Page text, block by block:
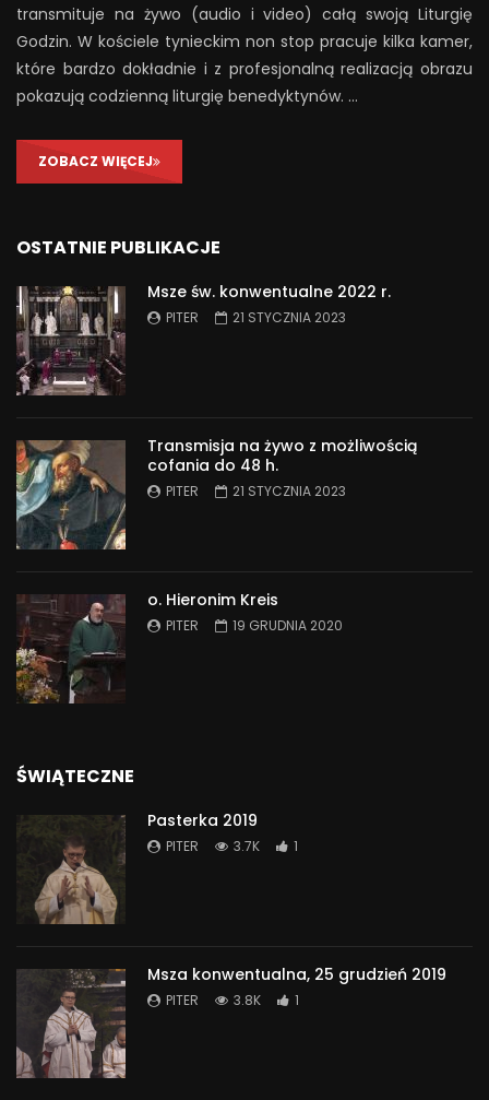
transmituje na żywo (audio i video) całą swoją Liturgię
Godzin. W kościele tynieckim non stop pracuje kilka kamer,
które bardzo dokładnie i z profesjonalną realizacją obrazu
pokazują codzienną liturgię benedyktynów. …
ZOBACZ WIĘCEJ
OSTATNIE PUBLIKACJE
Msze św. konwentualne 2022 r.
PITER 21 STYCZNIA 2023
Transmisja na żywo z możliwością
cofania do 48 h.
PITER 21 STYCZNIA 2023
o. Hieronim Kreis
PITER 19 GRUDNIA 2020
ŚWIĄTECZNE
Pasterka 2019
PITER 3.7K 1
Msza konwentualna, 25 grudzień 2019
PITER 3.8K 1